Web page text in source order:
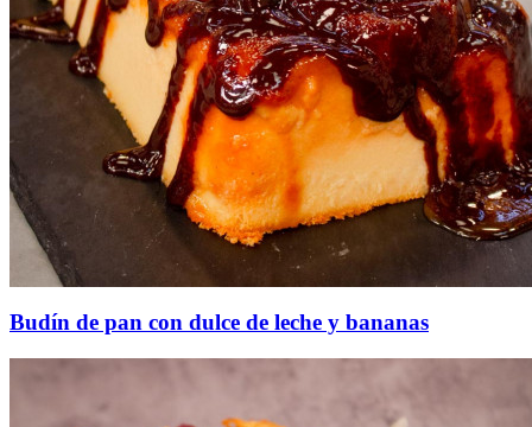
Budín de pan con dulce de leche y bananas